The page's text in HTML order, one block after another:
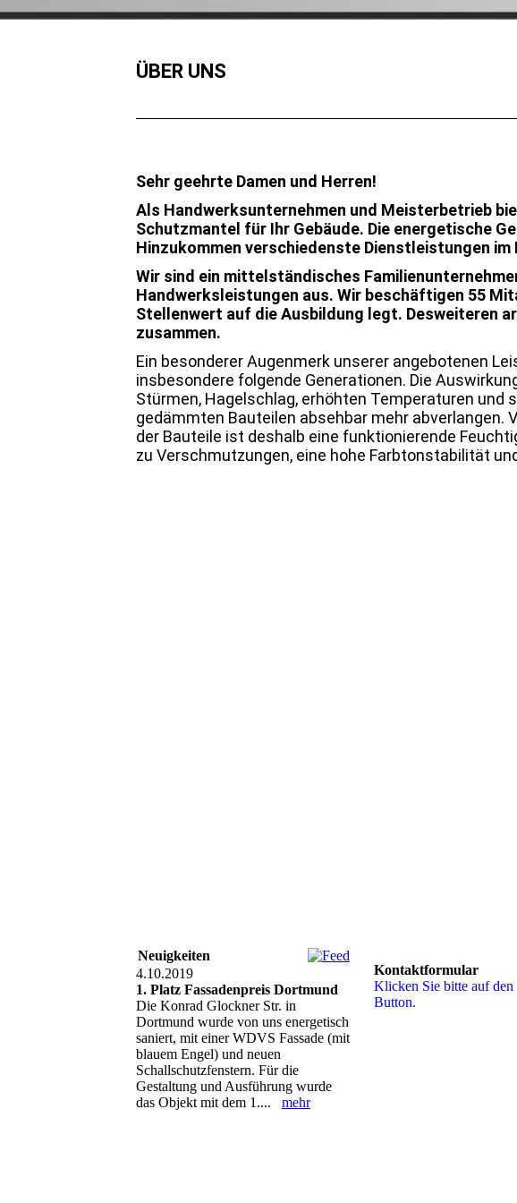
ÜBER UNS
Sehr geehrte Damen und Herren!
Als Handwerksunternehmen und Meisterbetrieb
Schutzmantel für Ihr Gebäude. Die energetische
Hinzukommen verschiedenste Dienstleistungen im
Wir sind ein mittelständisches
Handwerksleistungen aus. Wir beschäftigen 55
Stellenwert auf die Ausbildung legt. Desweiteren
zusammen.
Ein besonderer Augenmerk unserer angebotenen
insbesondere folgende Generationen. Die
Stürmen, Hagelschlag, erhöhten Temperaturen
gedämmten Bauteilen absehbar mehr
der Bauteile ist deshalb eine funktionierende
zu Verschmutzungen, eine hohe Farbtonstabilität
Neuigkeiten
4.10.2019
1. Platz Fassadenpreis Dortmund
Die Konrad Glockner Str. in
Dortmund wurde von uns energetisch
saniert, mit einer WDVS Fassade (mit
blauem Engel) und neuen
Schallschutzfenstern. Für die
Gestaltung und Ausführung wurde
das Objekt mit dem 1.... mehr
Kontaktformular
Klicken Sie bitte auf den
Button.